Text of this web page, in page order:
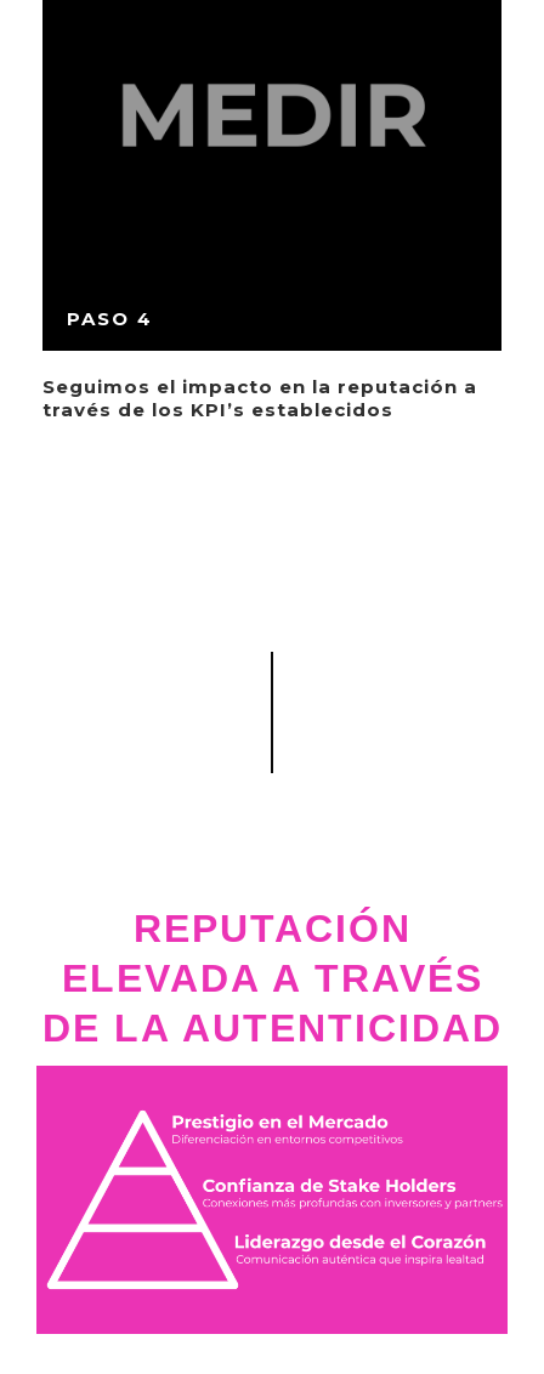
PASO 4
Seguimos el impacto en la reputación a
través de los KPI’s establecidos
REPUTACIÓN
ELEVADA A TRAVÉS
DE LA AUTENTICIDAD